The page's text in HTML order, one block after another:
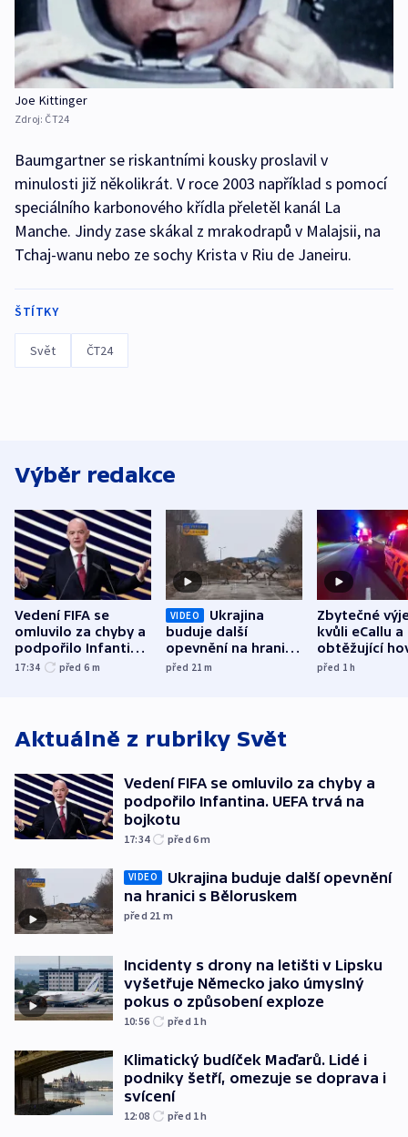
Joe Kittinger
Zdroj: ČT24
Baumgartner se riskantními kousky proslavil v
minulosti již několikrát. V roce 2003 například s pomocí
speciálního karbonového křídla přeletěl kanál La
Manche. Jindy zase skákal z mrakodrapů v Malajsii, na
Tchaj-wanu nebo ze sochy Krista v Riu de Janeiru.
ŠTÍTKY
Svět ČT24
Výběr redakce
Vedení FIFA se
omluvilo za chyby a
podpořilo Infantina.
UEFA trvá na
17:34 před 6 m
VIDEO
Ukrajina
buduje další
opevnění na hranici
s Běloruskem
před 21m
Zbytečné
kvůli eCallu a
obtěžující
zdržují
před 1h
Aktuálně z rubriky Svět
Vedení FIFA se omluvilo za chyby a
podpořilo Infantina. UEFA trvá na
bojkotu
17:34 před 6m
VIDEO
Ukrajina buduje další opevnění
na hranici s Běloruskem
před 21 m
Incidenty s drony na letišti v Lipsku
vyšetřuje Německo jako úmyslný
pokus o způsobení exploze
10:56 před 1h
Klimatický budíček Maďarů. Lidé i
podniky šetří, omezuje se doprava i
svícení
12:08 před 1h